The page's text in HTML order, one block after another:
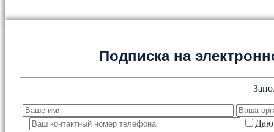
Подписка на
Даю